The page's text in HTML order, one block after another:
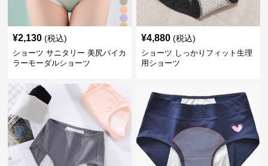
¥2,130 (税込)
ショーツ サニタリー 美尻バイカ
ラーモーダルショーツ
¥4,880 (税込)
ショーツ しっかりフィット生理
用ショーツ